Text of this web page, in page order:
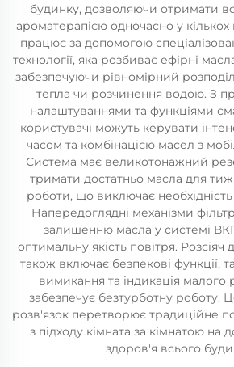
будинку, дозволяючи отримати
ароматерапією одночасно у кількох
працює за допомогою
технології, яка розбиває ефірні
забезпечуючи рівномірний
тепла чи розчинення водою. З
налаштуваннями та функціями
користувачі можуть керувати
часом та комбінацією масел з
Система має великотонажний
тримати достатньо масла для
роботи, що виключає
Напередоглядні механізми
залишенню масла у системі
оптимальну якість повітря. Розсіяч
також включає безпекові функції,
вимикання та індикація малого
забезпечує безтурботну роботу.
розв'язок перетворює традиційне
з підходу кімната за кімнатою на
здоров'я всього